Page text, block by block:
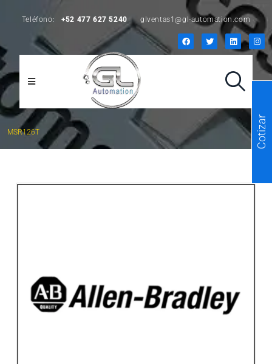
Teléfono: +52 477 627 5240 glventas1@gl-automation.com
MSR126T Cotizar